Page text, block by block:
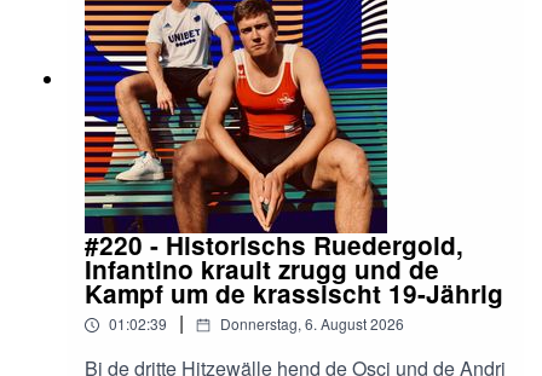
#220 - Historischs Ruedergold,
Infantino krault zrugg und de
Kampf um de krassischt 19-Jährig
01:02:39 | Donnerstag, 6. August 2026
Bi de dritte Hitzewälle hend de Osci und de Andri